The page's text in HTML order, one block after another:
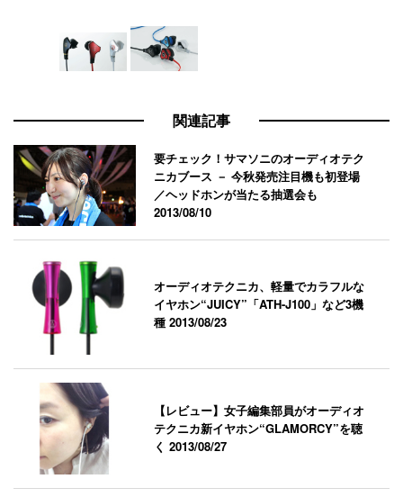
関連記事
要チェック！サマソニのオーディオテク
ニカブース － 今秋発売注目機も初登場
／ヘッドホンが当たる抽選会も
2013/08/10
オーディオテクニカ、軽量でカラフルな
イヤホン“JUICY”「ATH-J100」など3機
種2013/08/23
【レビュー】女子編集部員がオーディオ
テクニカ新イヤホン“GLAMORCY”を聴
く2013/08/27